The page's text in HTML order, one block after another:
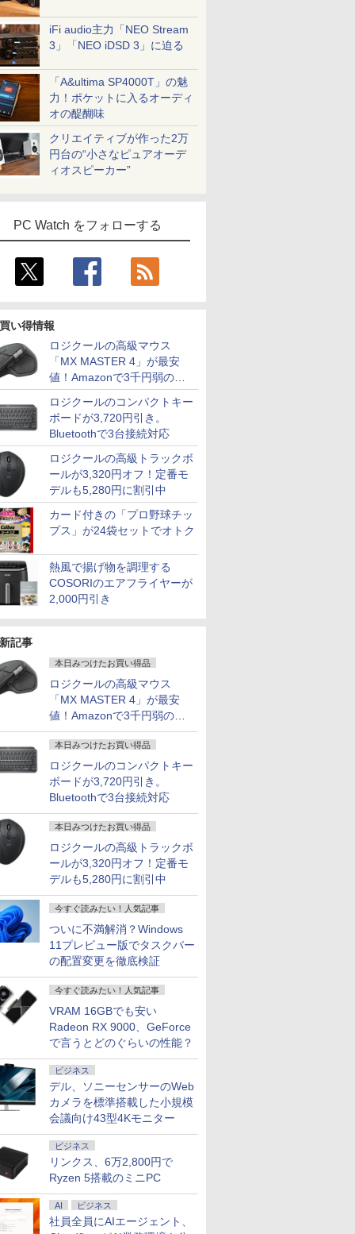
iFi audio主力「NEO Stream
3」「NEO iDSD 3」に迫る
「A&ultima SP4000T」の魅
力！ポケットに入るオーディ
オの醍醐味
クリエイティブが作った2万
円台の“小さなピュアオーデ
ィオスピーカー”
PC Watch をフォローする
い得情報
ロジクールの高級マウス
「MX MASTER 4」が最安
値！Amazonで3千円弱の割
引
ロジクールのコンパクトキー
ボードが3,720円引き。
Bluetoothで3台接続対応
ロジクールの高級トラックボ
ールが3,320円オフ！定番モ
デルも5,280円に割引中
カード付きの「プロ野球チッ
プス」が24袋セットでオトク
熱風で揚げ物を調理する
COSORIのエアフライヤーが
2,000円引き
記事
本日みつけたお買い得品
ロジクールの高級マウス
「MX MASTER 4」が最安
値！Amazonで3千円弱の割
引
本日みつけたお買い得品
ロジクールのコンパクトキー
ボードが3,720円引き。
Bluetoothで3台接続対応
本日みつけたお買い得品
ロジクールの高級トラックボ
ールが3,320円オフ！定番モ
デルも5,280円に割引中
今すぐ読みたい！人気記事
ついに不満解消？Windows
11プレビュー版でタスクバー
の配置変更を徹底検証
今すぐ読みたい！人気記事
VRAM 16GBでも安い
Radeon RX 9000、GeForce
で言うとどのぐらいの性能？
ビジネス
デル、ソニーセンサーのWeb
カメラを標準搭載した小規模
会議向け43型4Kモニター
ビジネス
リンクス、6万2,800円で
Ryzen 5搭載のミニPC
AI ビジネス
社員全員にAIエージェント、